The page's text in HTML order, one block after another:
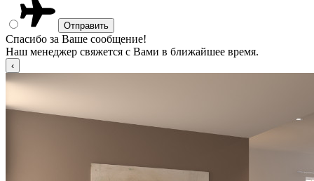
Спасибо за Ваше сообщение!
Наш менеджер свяжется с Вами в ближайшее время.